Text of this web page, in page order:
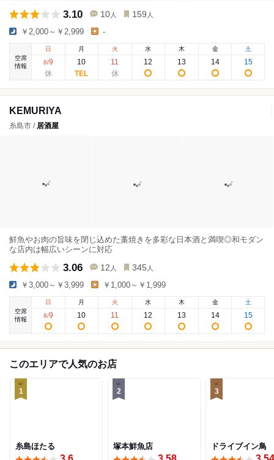
3.10 10 人 159 人
￥2,000～￥2,999 -
空席
情報
日
8/9
月
10
火
11
水
12
木
13
金
14
土
15
KEMURIYA
糸島市 / 居酒屋
鮮魚やお肉の旨味を閉じ込めた藁焼きを多彩な日本酒と満喫◎和モダン
な店内は幅広いシーンに対応
3.06 12 人 345 人
￥3,000～￥3,999 ￥1,000～￥1,999
空席
情報
日
8/9
月
10
火
11
水
12
木
13
金
14
土
15
このエリアで人気のお店
1
糸島ほたる
2
塚本鮮魚店
3
ドライブイン鳥